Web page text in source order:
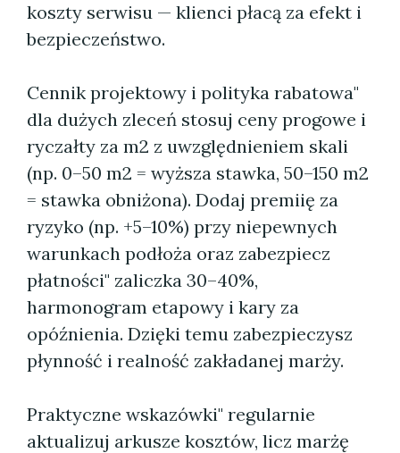
koszty serwisu — klienci płacą za efekt i
bezpieczeństwo.
Cennik projektowy i polityka rabatowa"
dla dużych zleceń stosuj ceny progowe i
ryczałty za m2 z uwzględnieniem skali
(np. 0–50 m2 = wyższa stawka, 50–150 m2
= stawka obniżona). Dodaj premiię za
ryzyko (np. +5–10%) przy niepewnych
warunkach podłoża oraz zabezpiecz
płatności" zaliczka 30–40%,
harmonogram etapowy i kary za
opóźnienia. Dzięki temu zabezpieczysz
płynność i realność zakładanej marży.
Praktyczne wskazówki" regularnie
aktualizuj arkusze kosztów, licz marżę